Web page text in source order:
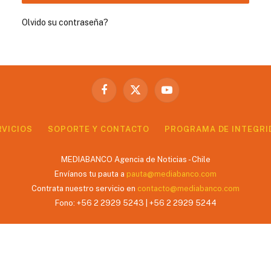
Olvido su contraseña?
Facebook
X
YouTube
SOPORTE Y CONTACTO PROGRAMA DE
MEDIABANCO Agencia de Noticias - Chile
Envíanos tu pauta a pauta@mediabanco.com
Contrata nuestro servicio en contacto@mediabanco.com
Fono: +56 2 2929 5243 | +56 2 2929 5244